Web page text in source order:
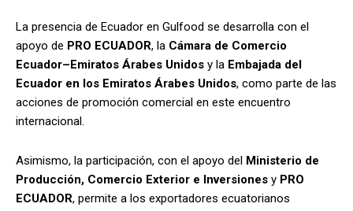
La presencia de Ecuador en Gulfood se desarrolla con el
apoyo de PRO ECUADOR, la Cámara de Comercio
Ecuador–Emiratos Árabes Unidos y la Embajada del
Ecuador en los Emiratos Árabes Unidos, como parte de las
acciones de promoción comercial en este encuentro
internacional.
Asimismo, la participación, con el apoyo del Ministerio de
Producción, Comercio Exterior e Inversiones y PRO
ECUADOR, permite a los exportadores ecuatorianos